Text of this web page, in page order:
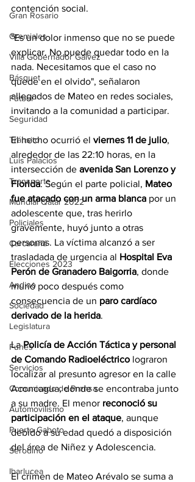
Gran Rosario
Gremiales
Villa Gobernador Gálvez
Básquet
Fútbol
Seguridad
Tránsito
Luis Palacios
Transporte
Mundial Qatar 2022
Policiales
Carcarañá
Elecciones 2023
Andino
Sociedad
Legislatura
Funes
Servicios
Comunicado de Prensa
Automovilismo
Puerto Gaboto
Serodino
Ibarlucea
contención social.
"Es un dolor inmenso que no se puede
explicar. No puede quedar todo en la
nada. Necesitamos que el caso no
quede en el olvido", señalaron
allegados de Mateo en redes sociales,
invitando a la comunidad a participar.
El hecho ocurrió el viernes 11 de julio,
alrededor de las 22:10 horas, en la
intersección de avenida San Lorenzo y
Florida. Según el parte policial, Mateo
fue atacado con un arma blanca por un
adolescente que, tras herirlo
gravemente, huyó junto a otras
personas. La víctima alcanzó a ser
trasladada de urgencia al Hospital Eva
Perón de Granadero Baigorria, donde
murió poco después como
consecuencia de un paro cardíaco
derivado de la herida.
La Policía de Acción Táctica y personal
de Comando Radioeléctrico lograron
localizar al presunto agresor en la calle
Aconcagua, donde se encontraba junto
a su madre. El menor reconoció su
participación en el ataque, aunque
debido a su edad quedó a disposición
del área de Niñez y Adolescencia.
El crimen de Mateo Arévalo se suma a